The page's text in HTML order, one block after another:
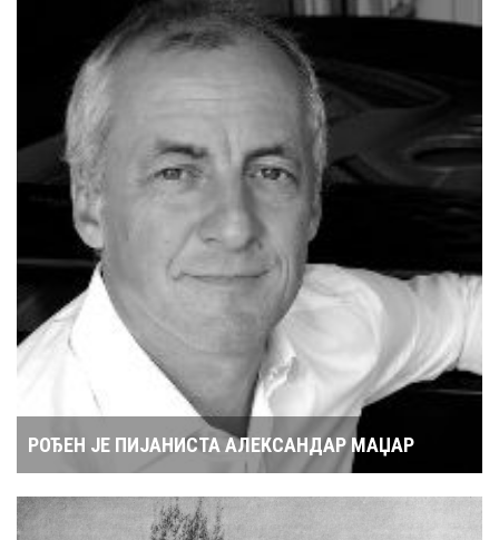
РОЂЕН ЈЕ ПИЈАНИСТА АЛЕКСАНДАР МАЏАР